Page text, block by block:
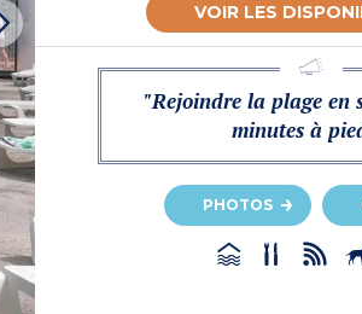
VOIR LES
"Rejoindre la plage en
minutes à
PHOTOS